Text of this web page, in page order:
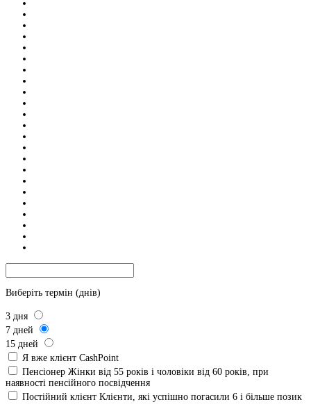
Виберіть термін (днів)
3 дня
7 дней
15 дней
Я вже клієнт CashPoint
Пенсіонер Жінки від 55 років і чоловіки від 60 років, при
наявності пенсійного посвідчення
Постійний клієнт Клієнти, які успішно погасили 6 і більше позик